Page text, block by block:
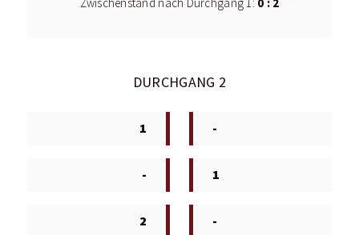
Zwischenstand nach Durchgang 1: 0 : 2
DURCHGANG 2
1 -
- 1
2 -